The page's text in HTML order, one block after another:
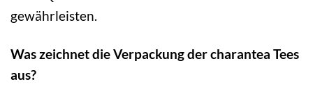
gewährleisten.
Was zeichnet die Verpackung der charantea Tees
aus?